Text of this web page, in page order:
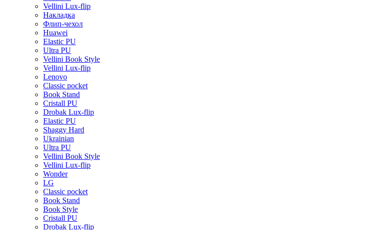
Vellini Lux-flip
Накладка
Флип-чехол
Huawei
Elastic PU
Ultra PU
Vellini Book Style
Vellini Lux-flip
Lenovo
Classic pocket
Book Stand
Cristall PU
Drobak Lux-flip
Elastic PU
Shaggy Hard
Ukrainian
Ultra PU
Vellini Book Style
Vellini Lux-flip
Wonder
LG
Classic pocket
Book Stand
Book Style
Cristall PU
Drobak Lux-flip